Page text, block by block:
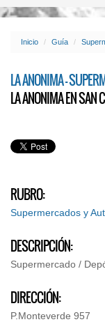
Inicio Guía
LA ANONIMA -
LA ANONIMA EN SAN
RUBRO:
Supermercados y
DESCRIPCIÓN:
Supermercado /
DIRECCIÓN:
P.Monteverde 957